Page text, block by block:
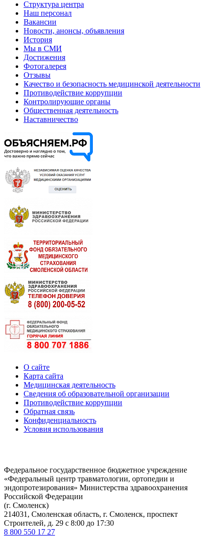
Структура центра
Наш персонал
Вакансии
Новости, анонсы, объявления
История
Мы в СМИ
Достижения
Фотогалерея
Отзывы
Качество и безопасность медицинской деятельности
Противодействие коррупции
Контролирующие органы
Общественная деятельность
Наставничество
О сайте
Карта сайта
Медицинская деятельность
Сведения об образовательной организации
Противодействие коррупции
Обратная связь
Конфиденциальность
Условия использования
Федеральное государственное бюджетное учреждение
«Федеральный центр травматологии, ортопедии и
эндопротезирования» Министерства здравоохранения
Российской Федерации
(г. Смоленск)
214031, Смоленская область, г. Смоленск, проспект
Строителей, д. 29 с 8:00 до 17:30
8 800 550 17 27